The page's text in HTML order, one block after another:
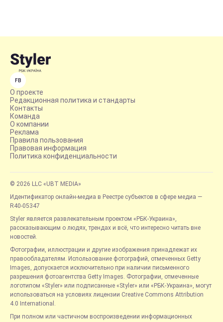
FB
О проекте
Редакционная политика и стандарты
Контакты
Команда
О компании
Реклама
Правила пользования
Правовая информация
Политика конфиденциальности
© 2026 LLC «UBT MEDIA»
Идентификатор онлайн-медиа в Реестре субъектов в сфере медиа —
R40-05347
Styler является развлекательным проектом «РБК-Украина»,
рассказывающим о людях, трендах и всё, что интересно читать вне
новостей.
Фотографии, иллюстрации и другие изображения принадлежат их
правообладателям. Использование фотографий, отмеченных Getty
Images, допускается исключительно при наличии письменного
разрешения фотоагентства Getty Images. Фотографии, отмеченные
логотипом «Styler» или подписанные «Styler» или «РБК-Украина», могут
использоваться на условиях лицензии Creative Commons Attribution
4.0 International.
При полном или частичном воспроизведении информационных